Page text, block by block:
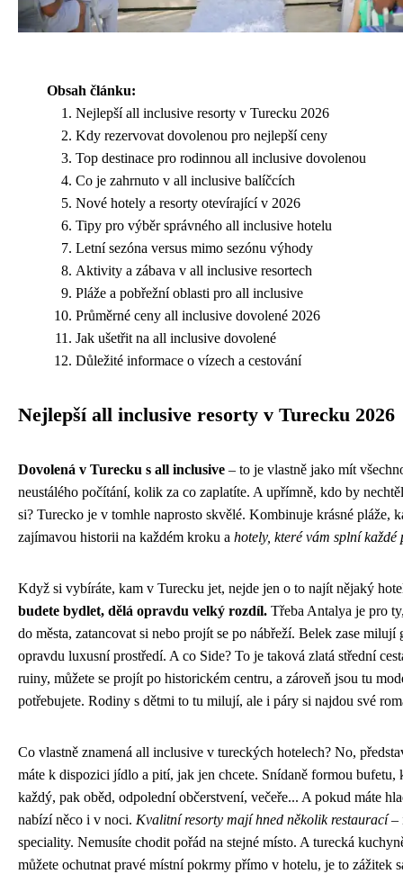
Obsah článku:
Nejlepší all inclusive resorty v Turecku 2026
Kdy rezervovat dovolenou pro nejlepší ceny
Top destinace pro rodinnou all inclusive dovolenou
Co je zahrnuto v all inclusive balíčcích
Nové hotely a resorty otevírající v 2026
Tipy pro výběr správného all inclusive hotelu
Letní sezóna versus mimo sezónu výhody
Aktivity a zábava v all inclusive resortech
Pláže a pobřežní oblasti pro all inclusive
Průměrné ceny all inclusive dovolené 2026
Jak ušetřit na all inclusive dovolené
Důležité informace o vízech a cestování
Nejlepší all inclusive resorty v Turecku 2026
Dovolená v Turecku s all inclusive – to je vlastně jako mít
neustálého počítání, kolik za co zaplatíte. A upřímně, kdo by
si? Turecko je v tomhle naprosto skvělé. Kombinuje krásné pláže,
zajímavou historii na každém kroku a hotely, které vám splní každé
Když si vybíráte, kam v Turecku jet, nejde jen o to najít nějaký
budete bydlet, dělá opravdu velký rozdíl. Třeba Antalya je pro
do města, zatancovat si nebo projít se po nábřeží. Belek zase
opravdu luxusní prostředí. A co Side? To je taková zlatá střední
ruiny, můžete se projít po historickém centru, a zároveň jsou tu
potřebujete. Rodiny s dětmi to tu milují, ale i páry si najdou své
Co vlastně znamená all inclusive v tureckých hotelech? No,
máte k dispozici jídlo a pití, jak jen chcete. Snídaně formou bufetu,
každý, pak oběd, odpolední občerstvení, večeře... A pokud máte
nabízí něco i v noci. Kvalitní resorty mají hned několik restaurací–
speciality. Nemusíte chodit pořád na stejné místo. A turecká
můžete ochutnat pravé místní pokrmy přímo v hotelu, je to zážitek